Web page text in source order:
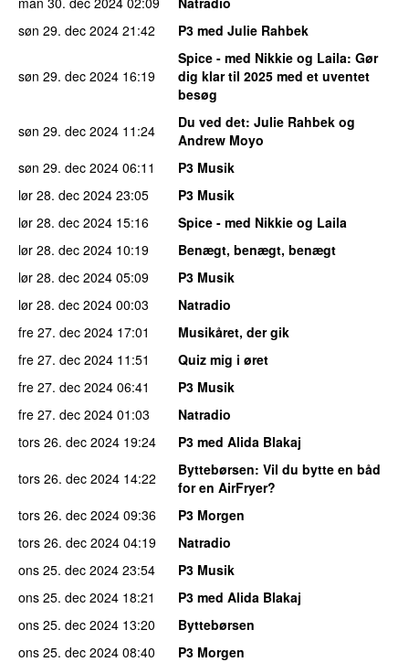
søn 29. dec 2024 21:42 P3 med Julie Rahbek
søn 29. dec 2024 16:19
Spice - med Nikkie og Laila: Gør
dig klar til 2025 med et uventet
besøg
søn 29. dec 2024 11:24 Du ved det: Julie Rahbek og
Andrew Moyo
søn 29. dec 2024 06:11
P3 Musik
lør 28. dec 2024 23:05
P3 Musik
lør 28. dec 2024 15:16
Spice - med Nikkie og Laila
lør 28. dec 2024 10:19
Benægt, benægt, benægt
lør 28. dec 2024 05:09
P3 Musik
lør 28. dec 2024 00:03
Natradio
fre 27. dec 2024 17:01
Musikåret, der gik
fre 27. dec 2024 11:51
Quiz mig i øret
fre 27. dec 2024 06:41
P3 Musik
fre 27. dec 2024 01:03
Natradio
tors 26. dec 2024 19:24
P3 med Alida Blakaj
tors 26. dec 2024 14:22 Byttebørsen: Vil du bytte en båd
for en AirFryer?
tors 26. dec 2024 09:36
P3 Morgen
tors 26. dec 2024 04:19
Natradio
ons 25. dec 2024 23:54
P3 Musik
ons 25. dec 2024 18:21
P3 med Alida Blakaj
ons 25. dec 2024 13:20
Byttebørsen
ons 25. dec 2024 08:40
P3 Morgen